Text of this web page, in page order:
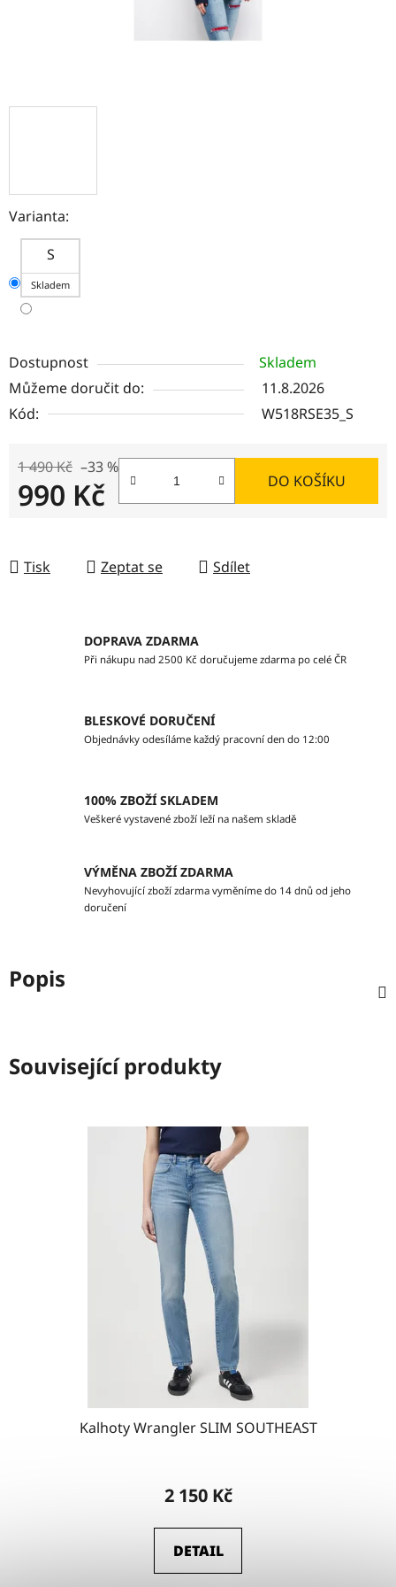
Varianta:
S
Skladem
Dostupnost
Skladem
Můžeme doručit do:
11.8.2026
Kód:
W518RSE35_S
1 490 Kč –33 %
990 Kč DO KOŠÍKU
Tisk Zeptat se Sdílet
DOPRAVA ZDARMA
Při nákupu nad 2500 Kč doručujeme zdarma po celé ČR
BLESKOVÉ DORUČENÍ
Objednávky odesíláme každý pracovní den do 12:00
100% ZBOŽÍ SKLADEM
Veškeré vystavené zboží leží na našem skladě
VÝMĚNA ZBOŽÍ ZDARMA
Nevyhovující zboží zdarma vyměníme do 14 dnů od jeho
doručení
Popis
Související produkty
Kalhoty Wrangler SLIM SOUTHEAST
2 150 Kč
DETAIL